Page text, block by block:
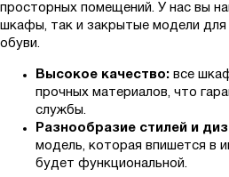
просторных помещений. У нас вы
шкафы, так и закрытые модели для
обуви.
Высокое качество: все
прочных материалов, что
службы.
Разнообразие стилей и
модель, которая впишется в
будет функциональной.